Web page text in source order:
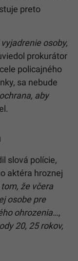
preto
osoby,
prokurátor
policajného
sa nebude
aby
slová polície,
aktéra hroznej
že včera
osobe pre
ohrozenia…,
20, 25 rokov,